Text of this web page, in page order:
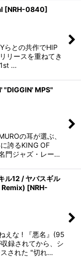
[NRH-0840]
らとの共作でHIP
リースを重ねてき
…
"DIGGIN' MPS"
の耳が選ぶ、
誇るKING OF
門ジャズ・レー…
ル12 / ヤバスギル
Remix) [NRH-
えな ! 『悪名』(95
録されてから、シ
された "切れ…